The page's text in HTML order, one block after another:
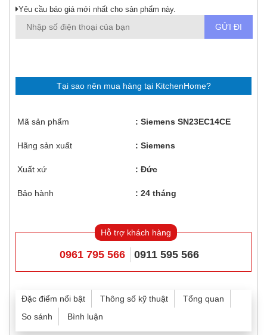
Yêu cầu báo giá mới nhất cho sản phẩm này.
Tại sao nên mua hàng tại KitchenHome?
Mã sản phẩm Siemens SN23EC14CE
Hãng sản xuất Siemens
Xuất xứ Đức
Bảo hành 24 tháng
Hỗ trợ khách hàng
0961 795 566 0911 595 566
Đặc điểm nổi bật Thông số kỹ thuật
Tổng quan
So sánh
Bình luận